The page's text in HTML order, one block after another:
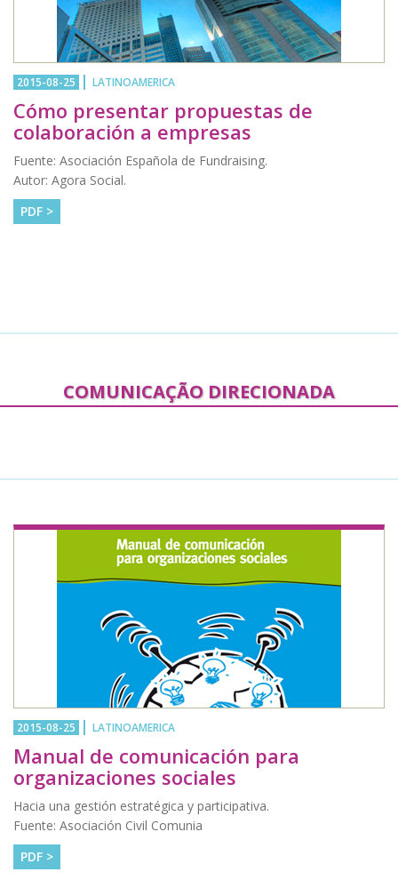
2015-08-25 LATINOAMERICA
Cómo presentar propuestas de
colaboración a empresas
Fuente: Asociación Española de Fundraising.
Autor: Agora Social.
PDF >
COMUNICAÇÃO DIRECIONADA
2015-08-25 LATINOAMERICA
Manual de comunicación para
organizaciones sociales
Hacia una gestión estratégica y participativa.
Fuente: Asociación Civil Comunia
PDF >